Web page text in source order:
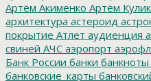
Артём Акименко Артём
архитектура астероид
покрытие Атлет аудиенция
свиней АЧС аэропорт
Банк России банки банкноты
банковские_карты